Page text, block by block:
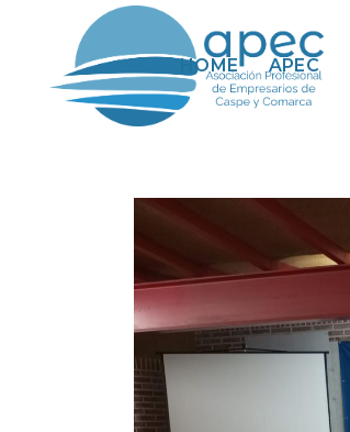
HOME APEC